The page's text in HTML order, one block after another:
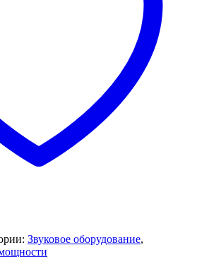
Звуковое оборудование,